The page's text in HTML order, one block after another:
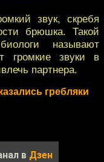
звук, скребя
брюшка. Такой
называют
громкие звуки в
партнера.
гребляки
в Дзен